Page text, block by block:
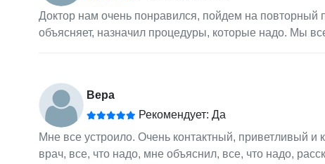
Доктор нам очень понравился, пойдем на
объясняет, назначил процедуры, которые надо. Мы
Вера
Рекомендует: Да
Мне все устроило. Очень контактный, приветливый
врач, все, что надо, мне объяснил, все, что надо,